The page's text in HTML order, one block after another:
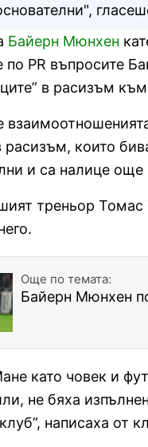
Байерн Мюнхен
PR въпросите
в расизъм
расизъм, които
и са налице още
треньор
Още по темата:
Байерн Мюнхен
като човек и
не бяха
написаха от